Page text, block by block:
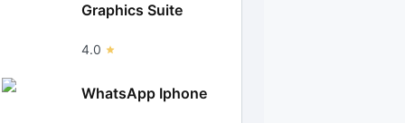
Graphics Suite
4.0
WhatsApp Iphone